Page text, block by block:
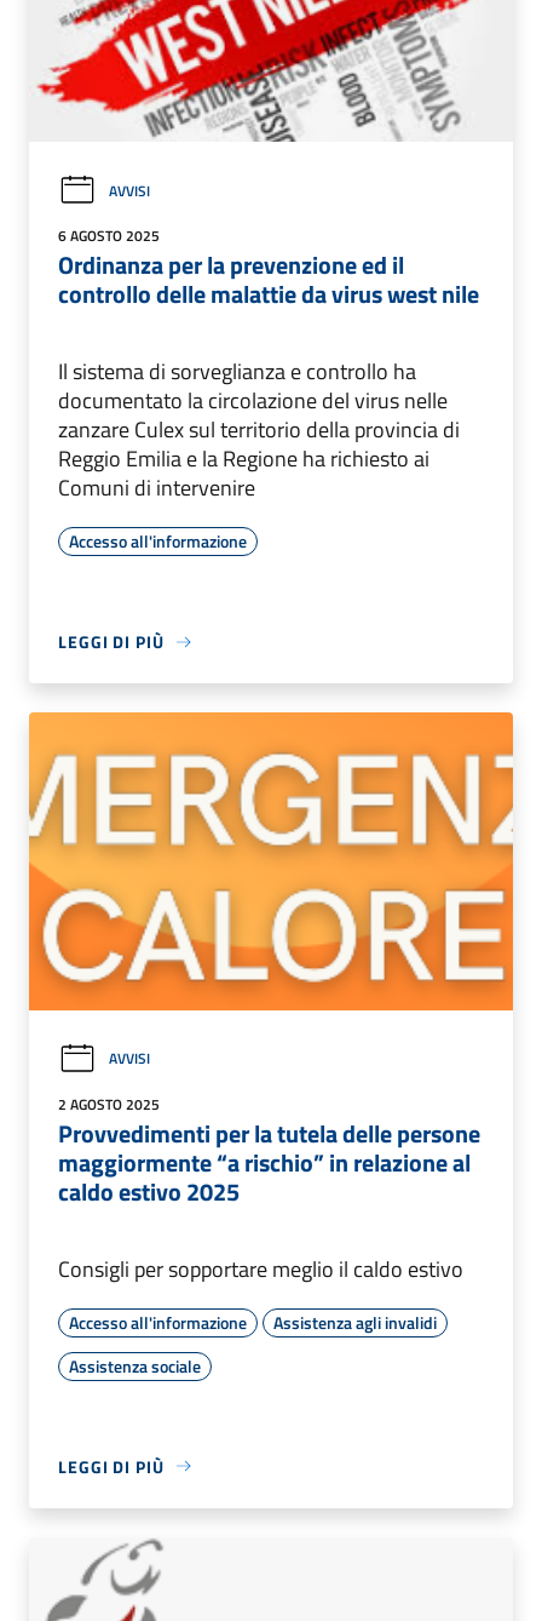
AVVISI
6 AGOSTO 2025
Ordinanza per la prevenzione ed il
controllo delle malattie da virus west nile
Il sistema di sorveglianza e controllo ha
documentato la circolazione del virus nelle
zanzare Culex sul territorio della provincia di
Reggio Emilia e la Regione ha richiesto ai
Comuni di intervenire
Accesso all'informazione
LEGGI DI PIÙ
AVVISI
2 AGOSTO 2025
Provvedimenti per la tutela delle persone
maggiormente “a rischio” in relazione al
caldo estivo 2025
Consigli per sopportare meglio il caldo estivo
Accesso all'informazione
Assistenza agli invalidi
Assistenza sociale
LEGGI DI PIÙ